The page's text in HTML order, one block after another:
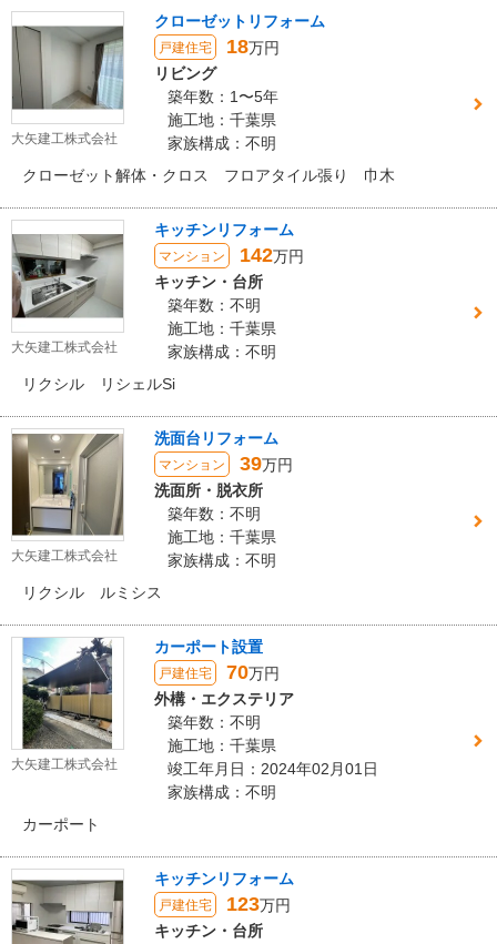
大矢建工株式会社
クローゼットリフォーム
戸建住宅 18万円
リビング
築年数：1〜5年
施工地：千葉県
家族構成：不明
クローゼット解体・クロス フロアタイル張り 巾木
大矢建工株式会社
キッチンリフォーム
マンション 142万円
キッチン・台所
築年数：不明
施工地：千葉県
家族構成：不明
リクシル リシェルSi
大矢建工株式会社
洗面台リフォーム
マンション 39万円
洗面所・脱衣所
築年数：不明
施工地：千葉県
家族構成：不明
リクシル ルミシス
大矢建工株式会社
カーポート設置
戸建住宅 70万円
外構・エクステリア
築年数：不明
施工地：千葉県
竣工年月日：2024年02月01日
家族構成：不明
カーポート
キッチンリフォーム
戸建住宅 123万円
キッチン・台所